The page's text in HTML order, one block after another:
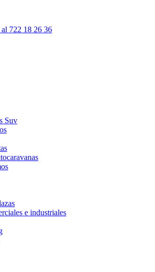
722 18 26 36
Suv
e industriales